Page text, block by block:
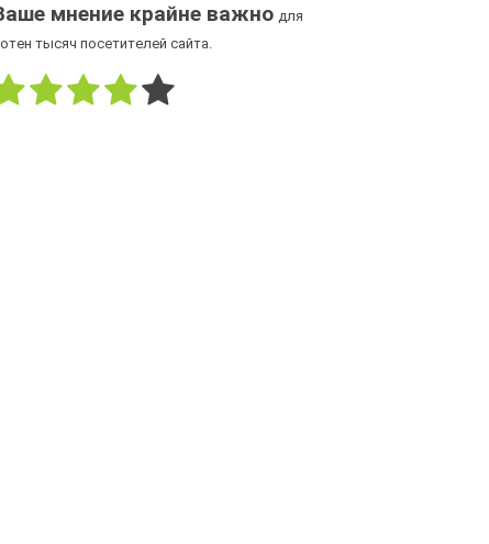
мнение крайне важно для
тысяч посетителей сайта.